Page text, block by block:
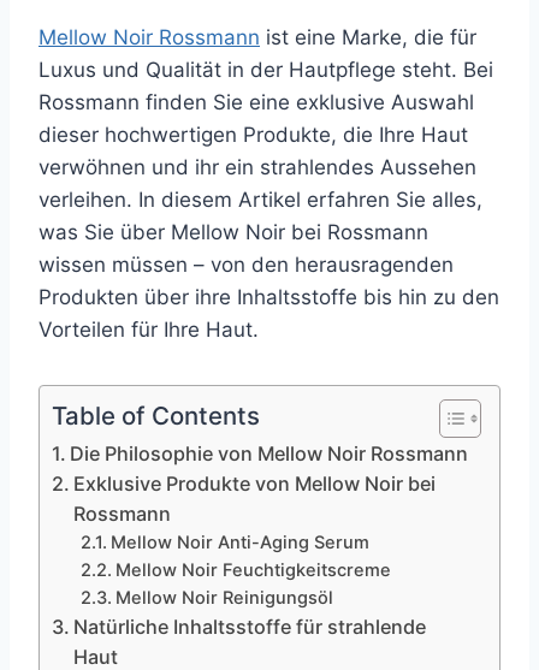
Mellow Noir Rossmann ist eine Marke, die für
Luxus und Qualität in der Hautpflege steht. Bei
Rossmann finden Sie eine exklusive Auswahl
dieser hochwertigen Produkte, die Ihre Haut
verwöhnen und ihr ein strahlendes Aussehen
verleihen. In diesem Artikel erfahren Sie alles,
was Sie über Mellow Noir bei Rossmann
wissen müssen – von den herausragenden
Produkten über ihre Inhaltsstoffe bis hin zu den
Vorteilen für Ihre Haut.
Table of Contents
Die Philosophie von Mellow Noir Rossmann
Exklusive Produkte von Mellow Noir bei
Rossmann
Mellow Noir Anti-Aging Serum
Mellow Noir Feuchtigkeitscreme
Mellow Noir Reinigungsöl
Natürliche Inhaltsstoffe für strahlende
Haut